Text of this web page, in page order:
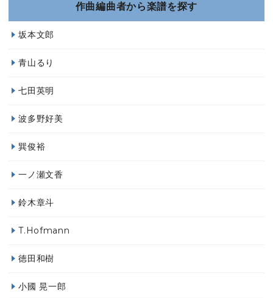
作曲編曲者から楽譜を探す
坂本文郎
青山るり
七田英明
波多野好美
巽俊裕
一ノ瀬文香
鈴木章斗
T.Hofmann
徳田和樹
小國 晃一郎